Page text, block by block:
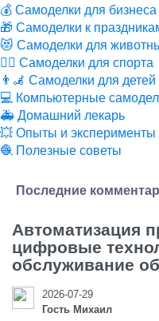
💰 Самоделки для бизнеса
🎁 Самоделки к
😻 Самоделки для
🏋️‍♀️ Самоделки для спорта
👨‍🦼 Самоделки для детей
💻 Компьютерные
🚑 Домашний лекарь
💥 Опыты и эксперименты
🧶 Полезные советы
Последние
Автоматизация
цифровые
обслуживание
2026-07-29
Гость Михаил